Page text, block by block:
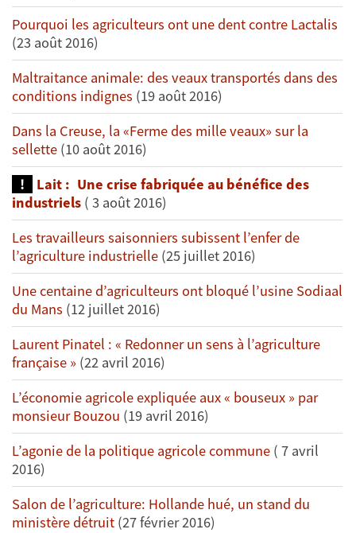
Pourquoi les agriculteurs ont une dent contre Lactalis
(23 août 2016)
Maltraitance animale: des veaux transportés dans des
conditions indignes (19 août 2016)
Dans la Creuse, la «Ferme des mille veaux» sur la
sellette (10 août 2016)
Lait : Une crise fabriquée au bénéfice des
industriels ( 3 août 2016)
Les travailleurs saisonniers subissent l’enfer de
l’agriculture industrielle (25 juillet 2016)
Une centaine d’agriculteurs ont bloqué l’usine Sodiaal
du Mans (12 juillet 2016)
Laurent Pinatel : « Redonner un sens à l’agriculture
française » (22 avril 2016)
L’économie agricole expliquée aux « bouseux » par
monsieur Bouzou (19 avril 2016)
L’agonie de la politique agricole commune ( 7 avril
2016)
Salon de l’agriculture: Hollande hué, un stand du
ministère détruit (27 février 2016)